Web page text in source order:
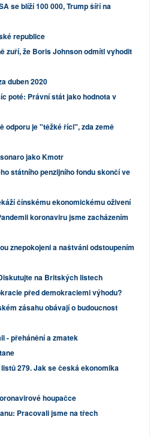
se blíží 100 000, Trump šíří na
republice
zuří, že Boris Johnson odmítl vyhodit
duben 2020
poté: Právní stát jako hodnota v
odporu je "těžké říci", zda země
jako Kmotr
státního penzijního fondu skončí ve
čínskému ekonomickému oživení
koronaviru jsme zacházením
znepokojeni a naštváni odstoupením
na Britských listech
před demokraciemi výhodu?
zásahu obávají o budoucnost
- přehánění a zmatek
279. Jak se česká ekonomika
houpačce
Pracovali jsme na třech